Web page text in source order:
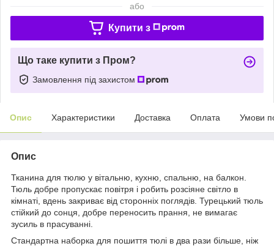
або
Купити з
Що таке купити з Пром?
Замовлення під захистом
Опис Характеристики Доставка Оплата Умови
Опис
Тканина для тюлю у вітальню, кухню, спальню, на балкон.
Тюль добре пропускає повітря і робить розсіяне світло в
кімнаті, вдень закриває від сторонніх поглядів. Турецький тюль
стійкий до сонця, добре переносить прання, не вимагає
зусиль в прасуванні.
Стандартна наборка для пошиття тюлі в два рази більше, ніж